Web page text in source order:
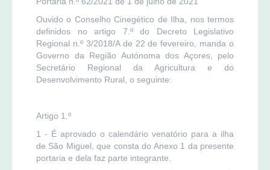
Ouvido o Conselho Cinegético de Ilha, nos termos
definidos no artigo 7.º do Decreto Legislativo
Regional n.º 3/2018/A de 22 de fevereiro, manda o
Governo da Região Autónoma dos Açores, pelo
Secretário Regional da Agricultura e do
Desenvolvimento Rural, o seguinte:
Artigo 1.º
1 - É aprovado o calendário venatório para a ilha
de São Miguel, que consta do Anexo 1 da presente
portaria e dela faz parte integrante.